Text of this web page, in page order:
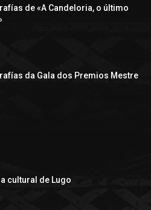
de «A Candeloria, o último
da Gala dos Premios Mestre
cultural de Lugo